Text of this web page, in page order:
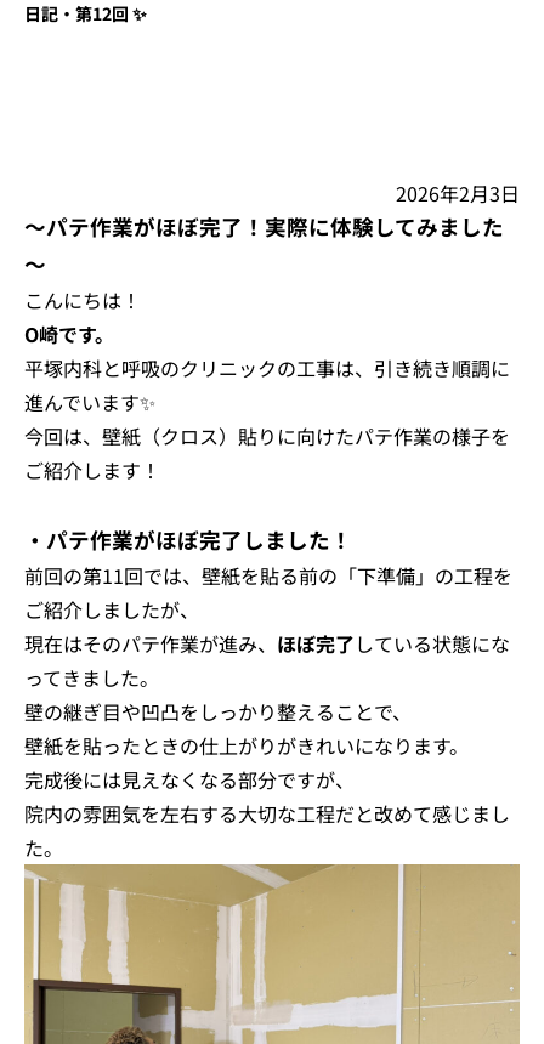
日記・第12回 ✨
2026年2月3日
～パテ作業がほぼ完了！実際に体験してみました
～
こんにちは！
O崎です。
平塚内科と呼吸のクリニックの工事は、引き続き順調に
進んでいます✨
今回は、壁紙（クロス）貼りに向けたパテ作業の様子を
ご紹介します！
・パテ作業がほぼ完了しました！
前回の第11回では、壁紙を貼る前の「下準備」の工程を
ご紹介しましたが、
現在はそのパテ作業が進み、 ほぼ完了している状態にな
ってきました。
壁の継ぎ目や凹凸をしっかり整えることで、
壁紙を貼ったときの仕上がりがきれいになります。
完成後には見えなくなる部分ですが、
院内の雰囲気を左右する大切な工程だと改めて感じまし
た。